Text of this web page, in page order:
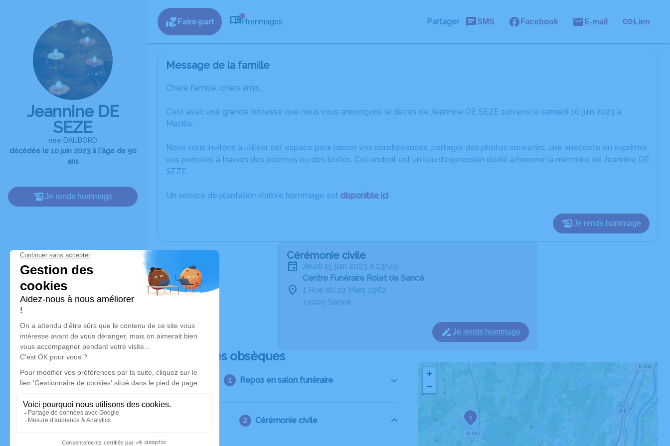
Jeannine DE
SEZE
née DAUBORD
décédée le 10 juin 2023 à l'âge de 90
ans
Je rends hommage
Faire-part Hommages Partager SMS Facebook E-mail Lien
Message de la famille
Chère famille, chers amis,
C’est avec une grande tristesse que nous vous annonçons le décès de Jeannine DE SEZE survenu le samedi 10 juin 2023 à
Mazille.
Nous vous invitons à utiliser cet espace pour laisser vos condoléances, partager des photos souvenirs, une anecdote ou exprimer
vos pensées à travers des poèmes ou des textes. Cet endroit est un lieu d'expression dédié à honorer la mémoire de Jeannine DE
SEZE.
Un service de plantation d’arbre hommage est disponible ici.
Je rends hommage
Cérémonie civile
jeudi 15 juin 2023 à 13h45
Centre Funéraire Rolet de Sancé
1 Rue du 19 Mars 1962
71000 Sancé
Je rends hommage
Déroulé des obsèques
Repos en salon funéraire
Cérémonie civile 1
+
−